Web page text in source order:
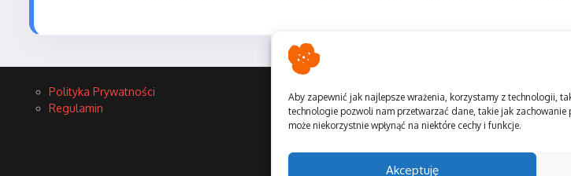
Aby zapewnić jak najlepsze wrażenia, korzystamy z technologii,
technologie pozwoli nam przetwarzać dane, takie jak
może niekorzystnie wpłynąć na niektóre cechy i funkcje.
Akceptuję
Polityka Prywatności
Regulamin